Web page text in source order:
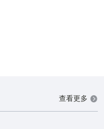
查看更多